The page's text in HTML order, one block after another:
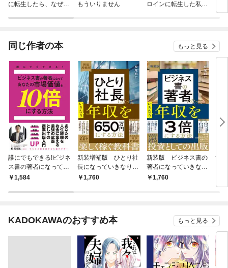
に転生したら、なぜか
もういりません
ロインに転生した私、
同じ作者の本 もっと見る
誰にでもできる!ビジネ
ス書の著者になってあ
なたの市場価値を10倍
1,584
新装増補版 ひとり社
長になっていきなり年
収を650万円にする方
1,760
新装版 ビジネス書の
著者になっていきなり
年収を3倍にする方法
1,760
ひ
KADOKAWAのおすすめ本 もっと見る